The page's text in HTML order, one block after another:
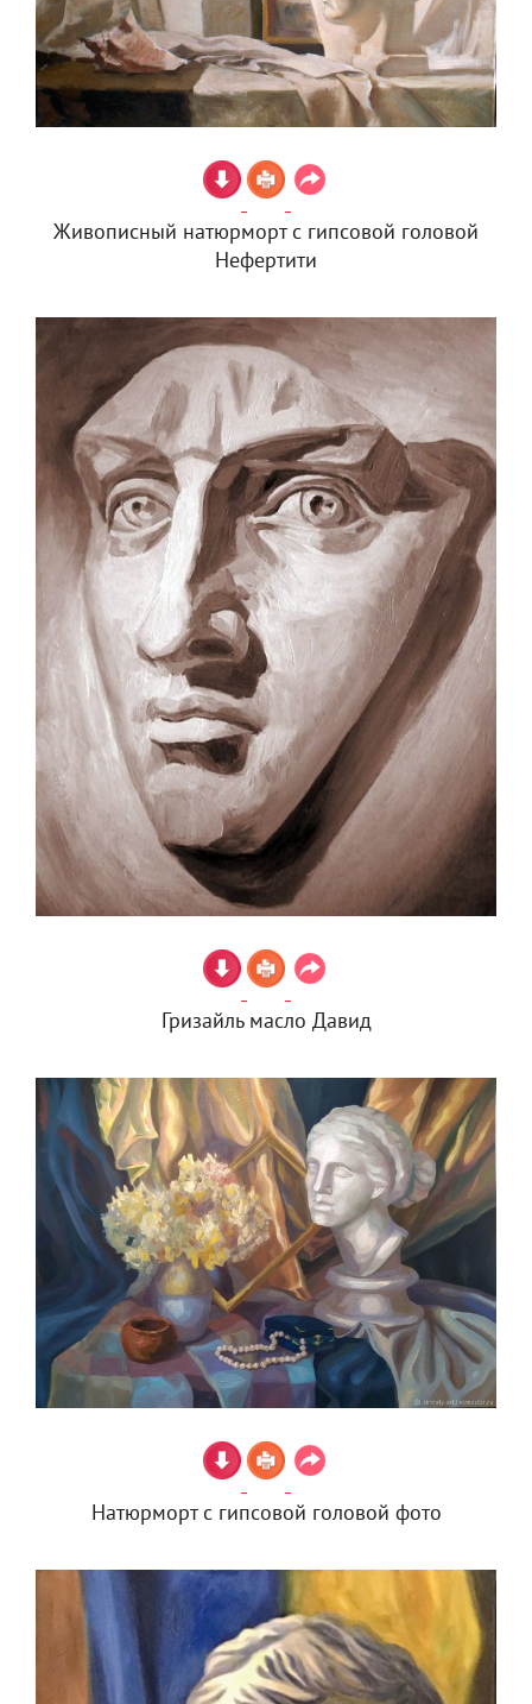
Живописный натюрморт с гипсовой головой
Нефертити
Гризайль масло Давид
Натюрморт с гипсовой головой фото